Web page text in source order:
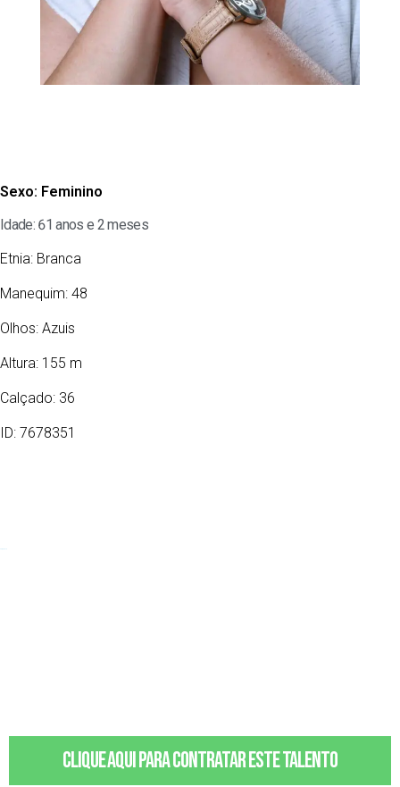
Sexo: Feminino
Idade: 61 anos e 2 meses
Etnia: Branca
Manequim: 48
Olhos: Azuis
Altura: 155 m
Calçado: 36
ID: 7678351
Clique aqui para contratar este talento